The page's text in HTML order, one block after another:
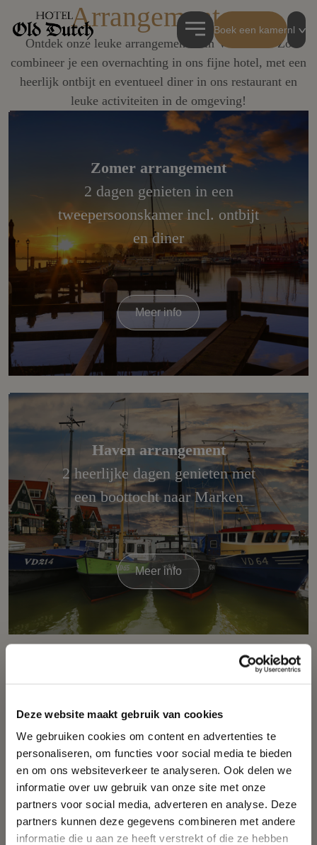
Deze website maakt gebruik van cookies
We gebruiken cookies om content en advertenties te
personaliseren, om functies voor social media te bieden
en om ons websiteverkeer te analyseren. Ook delen we
informatie over uw gebruik van onze site met onze
partners voor social media, adverteren en analyse. Deze
partners kunnen deze gegevens combineren met andere
informatie die u aan ze heeft verstrekt of die ze hebben
Boek een kamernl
Arrangementen
Ontdek onze leuke arrangementen in Volendam! Zo
combineer je een overnachting in ons fijne hotel, met een
heerlijk ontbijt en eventueel diner in ons restaurant en
leuke activiteiten in de omgeving!
Zomer arrangement
2 dagen genieten in een
tweepersoonskamer incl. ontbijt
en diner
Meer info
Haven arrangement
2 heerlijke dagen genieten met
een boottocht naar Marken
Meer info
Weekend arrangement
2 dagen op en top verzorgd
worden in ons prachtige hotel
Meer info